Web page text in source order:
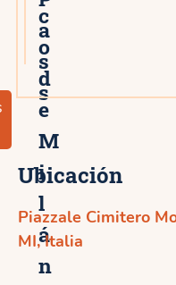
c
o
d
e
M
i
l
á
n
a
s
s
Ubicación
Piazzale Cimitero
MI, Italia